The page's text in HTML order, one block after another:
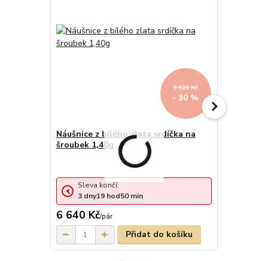
9 520 Kč
- 30 %
Náušnice z bílého zlata srdíčka na
šroubek 1,40g
6 640 Kč/pár
Sleva končí:
3 dny19 hod50min
Přidat do košíku